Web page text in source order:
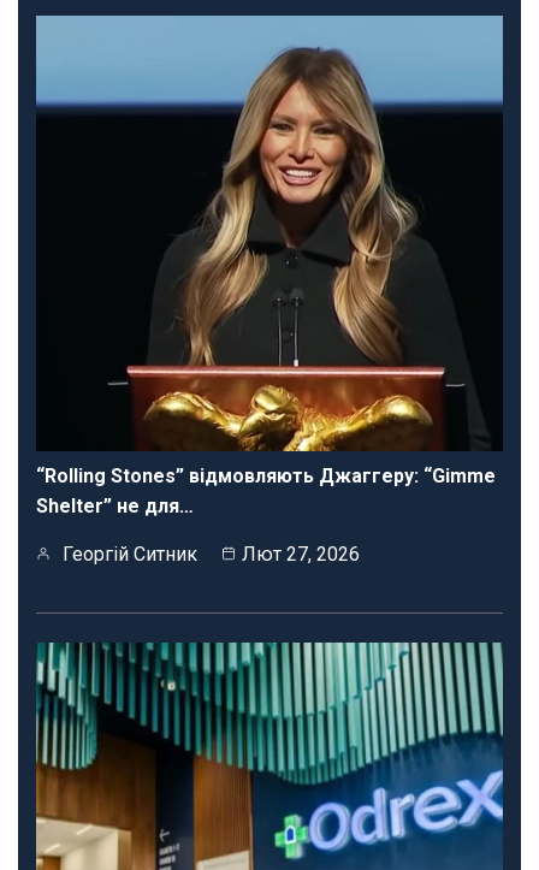
“Rolling Stones” відмовляють Джаггеру: “Gimme
Shelter” не для…
Георгій Ситник Лют 27, 2026